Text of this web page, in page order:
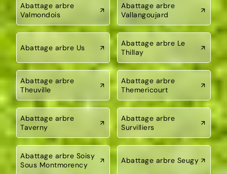
Abattage arbre
Valmondois
Abattage arbre
Vallangoujard
Abattage arbre Us
Abattage arbre Le
Thillay
Abattage arbre
Theuville
Abattage arbre
Themericourt
Abattage arbre
Taverny
Abattage arbre
Survilliers
Abattage arbre Soisy
Sous Montmorency
Abattage arbre Seugy